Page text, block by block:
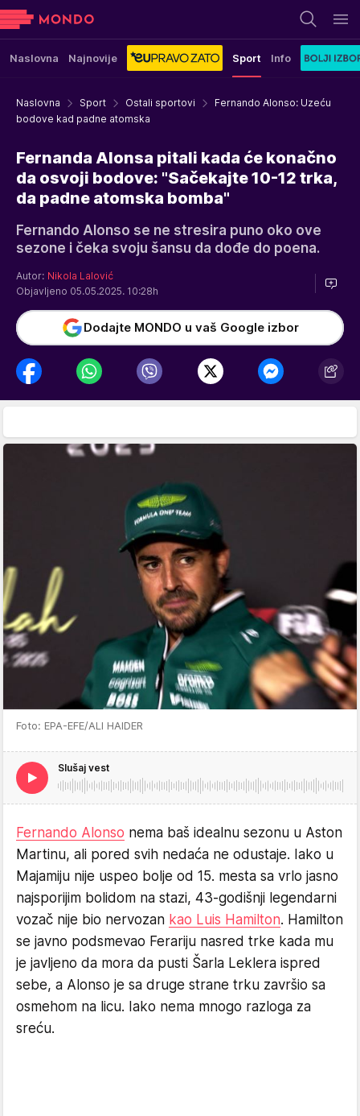
Naslovna Najnovije Sport Info
Naslovna Sport Ostali sportovi
Fernando Alonso: Uzeću
bodove kad padne atomska
Fernanda Alonsa pitali kada će konačno
da osvoji bodove: "Sačekajte 10-12 trka,
da padne atomska bomba"
Fernando Alonso se ne stresira puno oko ove
sezone i čeka svoju šansu da dođe do poena.
Autor: Nikola Lalović
Objavljeno 05.05.2025. 10:28h
Dodajte MONDO u vaš Google izbor
Foto: EPA-EFE/ALI HAIDER
Slušaj vest
Fernando Alonso nema baš idealnu sezonu u Aston
Martinu, ali pored svih nedaća ne odustaje. Iako u
Majamiju nije uspeo bolje od 15. mesta sa vrlo jasno
najsporijim bolidom na stazi, 43-godišnji legendarni
vozač nije bio nervozan kao Luis Hamilton. Hamilton
se javno podsmevao Ferariju nasred trke kada mu
je javljeno da mora da pusti Šarla Leklera ispred
sebe, a Alonso je sa druge strane trku završio sa
osmehom na licu. Iako nema mnogo razloga za
sreću.